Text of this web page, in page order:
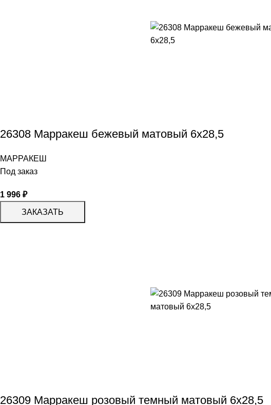
26308 Марракеш бежевый матовый 6х28,5
МАРРАКЕШ
Под заказ
1 996 ₽
ЗАКАЗАТЬ
26309 Марракеш розовый темный матовый 6х28,5